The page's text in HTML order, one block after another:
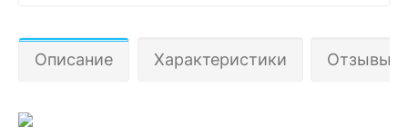
Описание Характеристики Отзывы 1